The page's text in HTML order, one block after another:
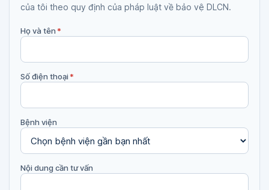
của tôi theo quy định của pháp luật về bảo vệ DLCN.
Họ và tên*
Số điện thoại*
Bệnh viện
Nội dung cần tư vấn